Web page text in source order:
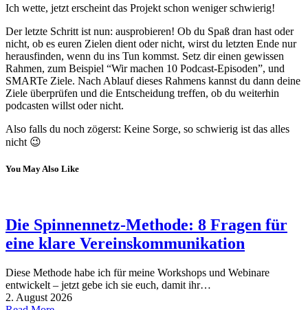
Ich wette, jetzt erscheint das Projekt schon weniger schwierig!
Der letzte Schritt ist nun: ausprobieren! Ob du Spaß dran hast oder
nicht, ob es euren Zielen dient oder nicht, wirst du letzten Ende nur
herausfinden, wenn du ins Tun kommst. Setz dir einen gewissen
Rahmen, zum Beispiel “Wir machen 10 Podcast-Episoden”, und
SMARTe Ziele. Nach Ablauf dieses Rahmens kannst du dann deine
Ziele überprüfen und die Entscheidung treffen, ob du weiterhin
podcasten willst oder nicht.
Also falls du noch zögerst: Keine Sorge, so schwierig ist das alles
nicht 😉
You May Also Like
Die Spinnennetz-Methode: 8 Fragen für
eine klare Vereinskommunikation
Diese Methode habe ich für meine Workshops und Webinare
entwickelt – jetzt gebe ich sie euch, damit ihr…
2. August 2026